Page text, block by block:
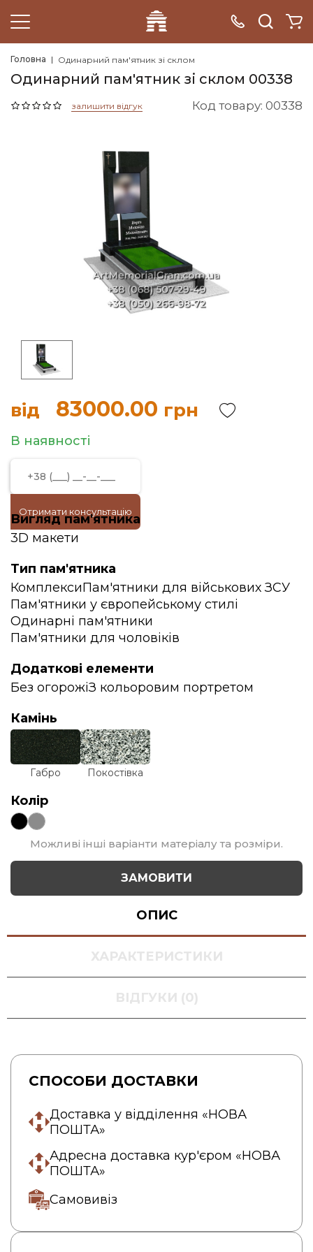
Головна Одинарний пам'ятник зі склом
Одинарний пам'ятник зі склом 00338
залишити відгук Код товару: 00338
від 83000.00 грн
В наявності
Отримати консультацію
Вигляд пам'ятника
3D макети
Тип пам'ятника
КомплексиПам'ятники для військових ЗСУ
Пам'ятники у європейському стилі
Одинарні пам'ятники
Пам'ятники для чоловіків
Додаткові елементи
Без огорожіЗ кольоровим портретом
Камінь
Габро Покостівка
Колір
Можливі інші варіанти матеріалу та розміри.
ЗАМОВИТИ
ОПИС
ХАРАКТЕРИСТИКИ
ВІДГУКИ (0)
СПОСОБИ ДОСТАВКИ
Доставка у відділення «НОВА
ПОШТА»
Адресна доставка кур'єром «НОВА
ПОШТА»
Самовивіз